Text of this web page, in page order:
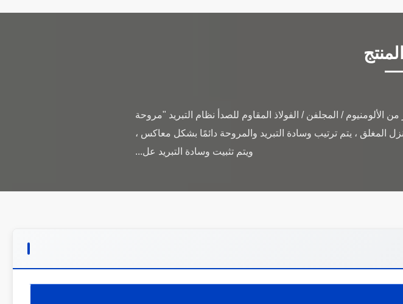
الألومنيوم / المجلفن / الفولاذ المقاوم للصدأ نظام التبريد "مروحة
المغلق ، يتم ترتيب وسادة التبريد والمروحة دائمًا بشكل معاكس ،
ويتم تثبيت وسادة التبريد عل...